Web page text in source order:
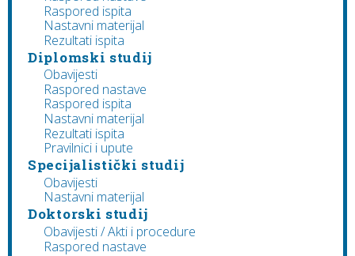
Raspored ispita
Nastavni materijal
Rezultati ispita
Diplomski studij
Obavijesti
Raspored nastave
Raspored ispita
Nastavni materijal
Rezultati ispita
Pravilnici i upute
Specijalistički studij
Obavijesti
Nastavni materijal
Doktorski studij
Obavijesti / Akti i procedure
Raspored nastave